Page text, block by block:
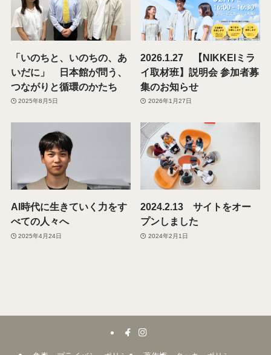
「いのちと、いのちの、あ
いだに」 日本館が問う、
つながりと循環のかたち
2025年8月5日
2026.1.27 【NIKKEIミラ
イ取材班​】説明会 参加者募
集のお知らせ
2026年1月27日
AI時代に生きていく力をす
べての人々へ
2025年4月24日
2024.2.13 サイトをオー
プンしました
2024年2月1日